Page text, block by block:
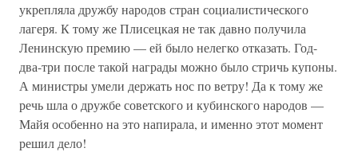
укрепляла дружбу народов стран социалистического
лагеря. К тому же Плисецкая не так давно получила
Ленинскую премию — ей было нелегко отказать. Год-
два-три после такой награды можно было стричь купоны.
А министры умели держать нос по ветру! Да к тому же
речь шла о дружбе советского и кубинского народов —
Майя особенно на это напирала, и именно этот момент
решил дело!